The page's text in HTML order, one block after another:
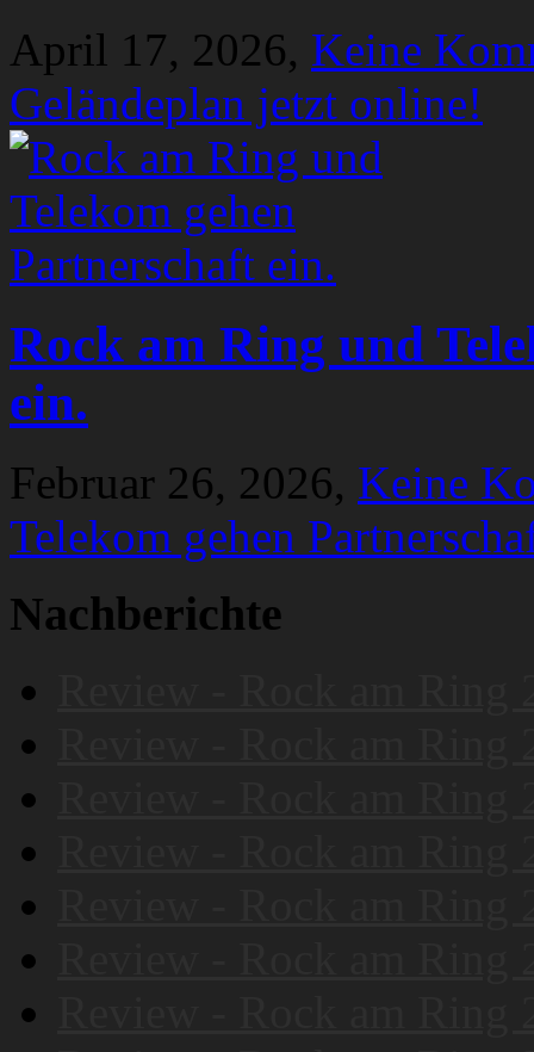
April 17, 2026, Keine
Geländeplan jetzt online!
Rock am Ring und
ein.
Februar 26, 2026, Keine
Telekom gehen
Nachberichte